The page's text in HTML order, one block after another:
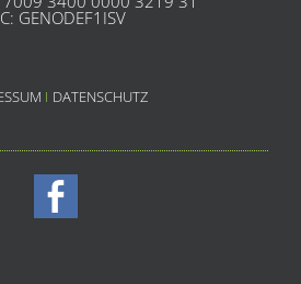
GENODEF1ISV
I DATENSCHUTZ